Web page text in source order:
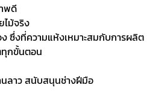
พดี
ไม้จริง
ซึ่งที่ความแห้งเหมาะสมกับการผลิต
ทุกขั้นตอน
ลาว สนับสนุนช่างฝีมือ